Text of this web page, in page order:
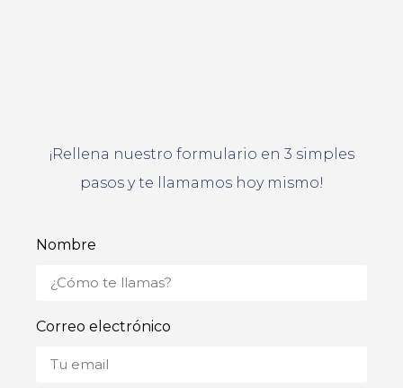
¡Rellena nuestro formulario en 3 simples
pasos y te llamamos hoy mismo!
Nombre
Correo electrónico